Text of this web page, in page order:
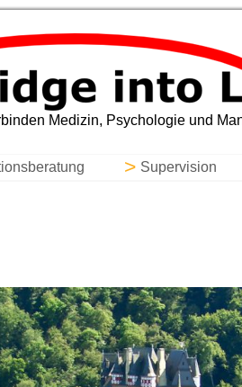
Medizin, Psychologie und
Supervision